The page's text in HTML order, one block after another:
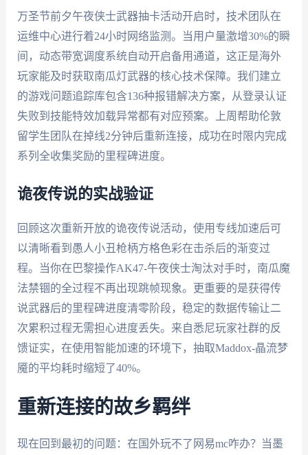
万圣节前夕午夜侠士武器抽卡活动开启时，技术团队在
运维中心进行着24小时网络监测。当用户量激增30%的瞬
间，动态带宽调度系统自动开启备用通道，这正是海外
玩家能及时获取南瓜灯武器的核心技术保障。我们建立
的游戏问题追踪库包含136种报错解决方案，从登录认证
失败到技能特效加载异常都有对应预案。上周帮助伦敦
留学生团队在掉线2分钟后重新连接，成功在时限内完成
系列全收集奖励的里程碑进度。
诡夜传说的实战验证
回顾这次重新开放的诡夜传说活动，使用专线加速后可
以清晰看到愚人小丑枪柄方格色彩在击杀后的渐变过
程。当你在巴黎操作AK47-午夜侠士淘汰对手时，南瓜魔
法禁锢的全过程不再出现跳帧现象。更重要的是获得传
说武器后的里程碑进度清零阶段，稳定的数据传输让二
次累积过程无需担心进度丢失。来自悉尼玩家社群的反
馈证实，在使用智能加速的环境下，抽取Maddox-晶流梦
魇的平均耗时缩短了40%。
重新连接的故乡羁绊
现在回到最初的问题：在国外玩不了网易mc咋办？当墨